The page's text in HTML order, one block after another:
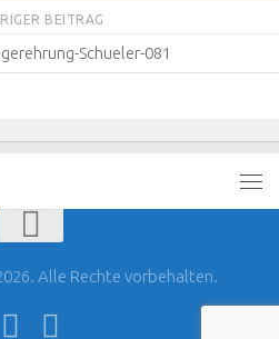
BEITRAG
Schueler-081
Alle Rechte vorbehalten.